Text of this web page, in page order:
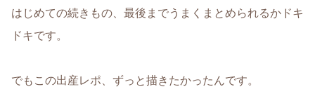
はじめての続きもの、最後までうまくまとめられるかドキ
ドキです。
でもこの出産レポ、ずっと描きたかったんです。